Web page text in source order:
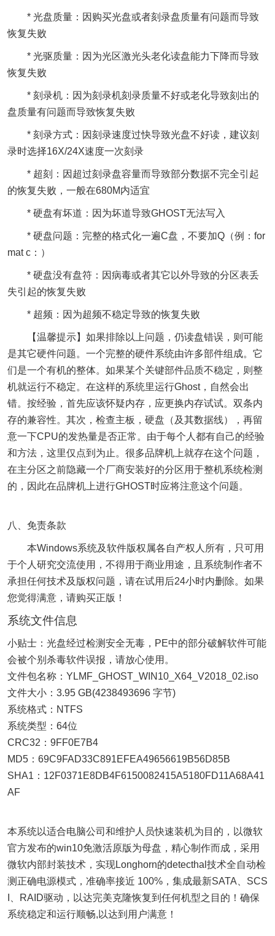
* 光盘质量：因购买光盘或者刻录盘质量有问题而导致
恢复失败
* 光驱质量：因为光区激光头老化读盘能力下降而导致
恢复失败
* 刻录机：因为刻录机刻录质量不好或老化导致刻出的
盘质量有问题而导致恢复失败
* 刻录方式：因刻录速度过快导致光盘不好读，建议刻
录时选择16X/24X速度一次刻录
* 超刻：因超过刻录盘容量而导致部分数据不完全引起
的恢复失败，一般在680M内适宜
* 硬盘有坏道：因为坏道导致GHOST无法写入
* 硬盘问题：完整的格式化一遍C盘，不要加Q（例：for
mat c：）
* 硬盘没有盘符：因病毒或者其它以外导致的分区表丢
失引起的恢复失败
* 超频：因为超频不稳定导致的恢复失败
【温馨提示】如果排除以上问题，仍读盘错误，则可能
是其它硬件问题。一个完整的硬件系统由许多部件组成。它
们是一个有机的整体。如果某个关键部件品质不稳定，则整
机就运行不稳定。在这样的系统里运行Ghost，自然会出
错。按经验，首先应该怀疑内存，应更换内存试试。双条内
存的兼容性。其次，检查主板，硬盘（及其数据线），再留
意一下CPU的发热量是否正常。由于每个人都有自己的经验
和方法，这里仅点到为止。很多品牌机上就存在这个问题，
在主分区之前隐藏一个厂商安装好的分区用于整机系统检测
的，因此在品牌机上进行GHOST时应将注意这个问题。
八、免责条款
本Windows系统及软件版权属各自产权人所有，只可用
于个人研究交流使用，不得用于商业用途，且系统制作者不
承担任何技术及版权问题，请在试用后24小时内删除。如果
您觉得满意，请购买正版！
系统文件信息
小贴士：光盘经过检测安全无毒，PE中的部分破解软件可能
会被个别杀毒软件误报，请放心使用。
文件包名称：YLMF_GHOST_WIN10_X64_V2018_02.iso
文件大小：3.95 GB(4238493696 字节)
系统格式：NTFS
系统类型：64位
CRC32：9FF0E7B4
MD5：69C9FAD33C891EFEA49656619B56D85B
SHA1：12F0371E8DB4F6150082415A5180FD11A68A41
AF
本系统以适合电脑公司和维护人员快速装机为目的，以微软
官方发布的win10免激活原版为母盘，精心制作而成，采用
微软内部封装技术，实现Longhorn的detecthal技术全自动检
测正确电源模式，准确率接近 100%，集成最新SATA、SCS
I、RAID驱动，以达完美克隆恢复到任何机型之目的！确保
系统稳定和运行顺畅,以达到用户满意！